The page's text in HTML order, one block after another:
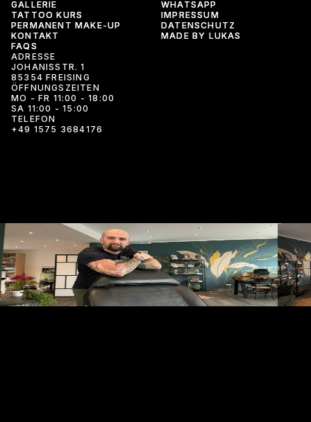
GALLERIE
GALLERIE
TATTOO KURS
TATTOO KURS
PERMANENT MAKE-UP
PERMANENT MAKE-UP
KONTAKT
KONTAKT
FAQS
FAQS
WHATSAPP
WHATSAPP
IMPRESSUM
IMPRESSUM
DATENSCHUTZ
DATENSCHUTZ
MADE BY LUKAS
MADE BY LUKAS
ADRESSE
JOHANISSTR. 1
85354 FREISING
ÖFFNUNGSZEITEN
MO - FR 11:00 - 18:00
SA 11:00 - 15:00
TELEFON
+49 1575 3684176